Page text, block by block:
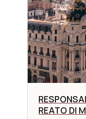
REATO DI